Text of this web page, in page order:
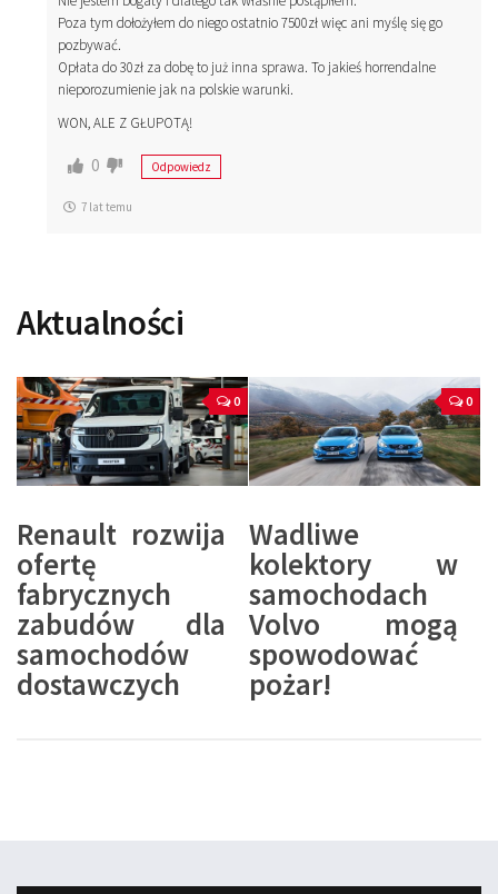
Poza tym dołożyłem do niego ostatnio 7500zł więc ani myślę się go
pozbywać.
Opłata do 30zł za dobę to już inna sprawa. To jakieś horrendalne
nieporozumienie jak na polskie warunki.
WON, ALE Z GŁUPOTĄ!
0 Odpowiedz
7 lat temu
Aktualności
0
Renault rozwija
ofertę
fabrycznych
zabudów dla
samochodów
dostawczych
0
Wadliwe
kolektory w
samochodach
Volvo mogą
spowodować
pożar!